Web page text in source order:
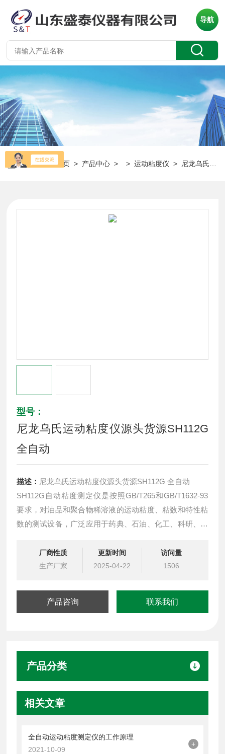
导航
当前位置：首页 > 产品中心 > >运动粘度仪 > 尼龙乌氏运动粘度仪源头货源SH112G 全自动
型号：
尼龙乌氏运动粘度仪源头货源SH112G
全自动
描述： 尼龙乌氏运动粘度仪源头货源SH112G 全自动
SH112G自动粘度测定仪是按照GB/T265和GB/T1632-93
要求，对油品和聚合物稀溶液的运动粘度、粘数和特性粘
数的测试设备，广泛应用于药典、石油、化工、科研、计
清洗、烘干、打印报告单全过程自动化。仪器采用微型计
算机作为中心控制部件，汉字菜单提示进行操
厂商性质
生产厂家
更新时间
2025-04-22
访问量
1506
产品咨询 联系我们
产品分类
相关文章
全自动运动粘度测定仪的工作原理
2021-10-09
+